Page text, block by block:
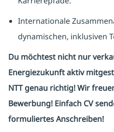
Internationale
dynamischen, inklusiven
Du möchtest nicht nur
Energiezukunft aktiv
NTT genau richtig! Wir
Bewerbung! Einfach CV
formuliertes Anschreiben!